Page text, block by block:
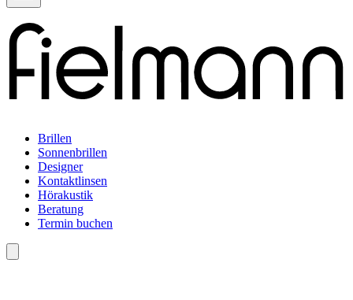
Brillen
Sonnenbrillen
Designer
Kontaktlinsen
Hörakustik
Beratung
Termin buchen